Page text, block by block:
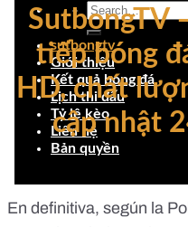
En definitiva, según la